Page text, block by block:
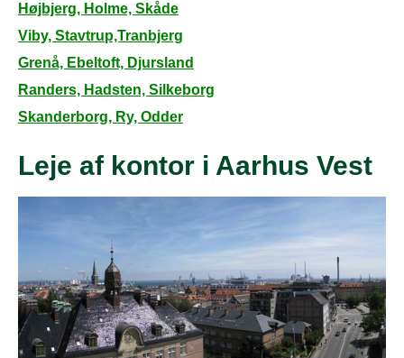
Højbjerg, Holme, Skåde
Viby, Stavtrup,Tranbjerg
Grenå, Ebeltoft, Djursland
Randers, Hadsten, Silkeborg
Skanderborg, Ry, Odder
Leje af kontor i Aarhus Vest